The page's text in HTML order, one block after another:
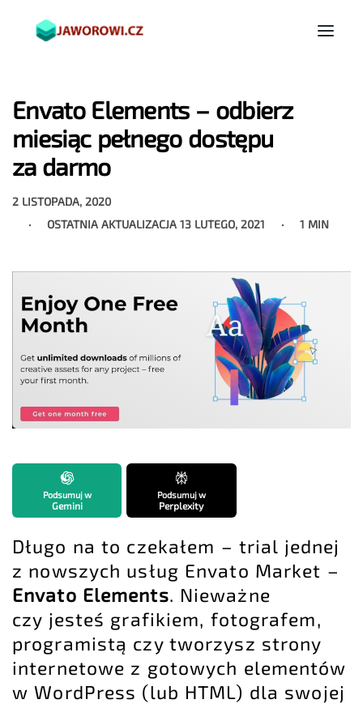
Envato Elements – odbierz
miesiąc pełnego dostępu
za darmo
2 LISTOPADA, 2020
OSTATNIA AKTUALIZACJA13 LUTEGO, 2021 1 MIN
Podsumuj w
Gemini
Podsumuj w
Perplexity
Długo na to czekałem – trial jednej
z nowszych usług Envato Market –
Envato Elements. Nieważne
czy jesteś grafikiem, fotografem,
programistą czy tworzysz strony
internetowe z gotowych elementów
w WordPress (lub HTML) dla swojej